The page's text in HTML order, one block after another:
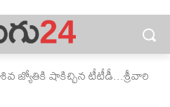
జ్యోతికి షాకిచ్చిన టీటీడీ...శ్రీవారి